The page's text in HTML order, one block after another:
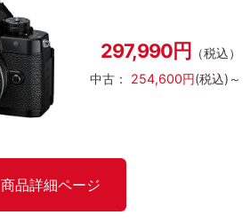
297,990円 （税込）
中古： 254,600円(税込)～
商品詳細ページ